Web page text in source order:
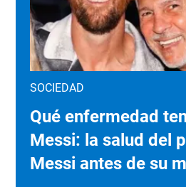
SOCIEDAD
Qué enfermedad
Messi: la salud del
Messi antes de su